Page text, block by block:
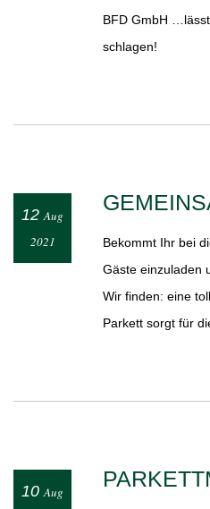
BFD GmbH
schlagen!
12 Aug
2021
Bekommt Ihr bei
Gäste einzuladen
Wir finden: eine
Parkett sorgt für
10 Aug